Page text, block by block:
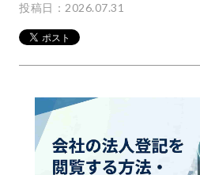
投稿日：2026.07.31